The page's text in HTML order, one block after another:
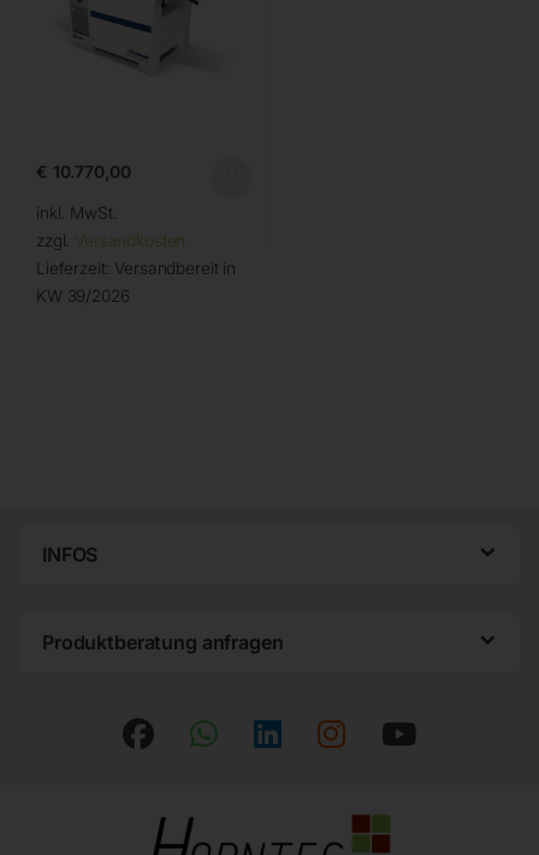
€ 10.770,00
inkl. MwSt.
zzgl. Versandkosten
Lieferzeit: Versandbereit in
KW 39/2026
INFOS
Produktberatung anfragen